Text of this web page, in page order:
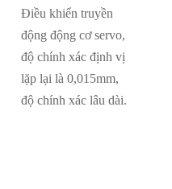
Điều khiển truyền
động động cơ servo,
độ chính xác định vị
lặp lại là 0,015mm,
độ chính xác lâu dài.